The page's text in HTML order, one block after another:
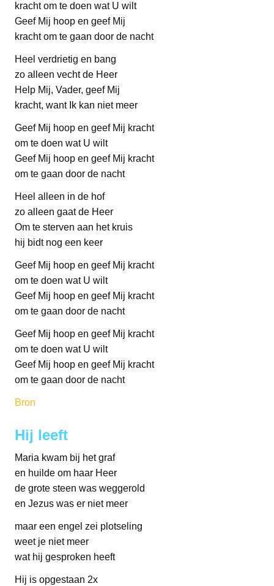
kracht om te doen wat U wilt
Geef Mij hoop en geef Mij
kracht om te gaan door de nacht
Heel verdrietig en bang
zo alleen vecht de Heer
Help Mij, Vader, geef Mij
kracht, want Ik kan niet meer
Geef Mij hoop en geef Mij kracht
om te doen wat U wilt
Geef Mij hoop en geef Mij kracht
om te gaan door de nacht
Heel alleen in de hof
zo alleen gaat de Heer
Om te sterven aan het kruis
hij bidt nog een keer
Geef Mij hoop en geef Mij kracht
om te doen wat U wilt
Geef Mij hoop en geef Mij kracht
om te gaan door de nacht
Geef Mij hoop en geef Mij kracht
om te doen wat U wilt
Geef Mij hoop en geef Mij kracht
om te gaan door de nacht
Bron
Hij leeft
Maria kwam bij het graf
en huilde om haar Heer
de grote steen was weggerold
en Jezus was er niet meer
maar een engel zei plotseling
weet je niet meer
wat hij gesproken heeft
Hij is opgestaan 2x